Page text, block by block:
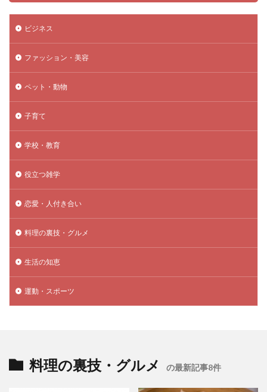
ビジネス
ファッション・美容
ペット・動物
子育て
学校・教育
役立つ雑学
恋愛・人付き合い
料理の裏技・グルメ
生活の知恵
運動・スポーツ
料理の裏技・グルメ の最新記事8件